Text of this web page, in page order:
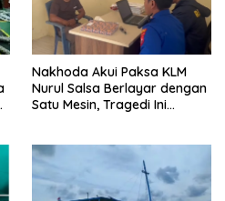
‎Nakhoda Akui Paksa KLM
Nurul Salsa Berlayar dengan
Satu Mesin, Tragedi Ini